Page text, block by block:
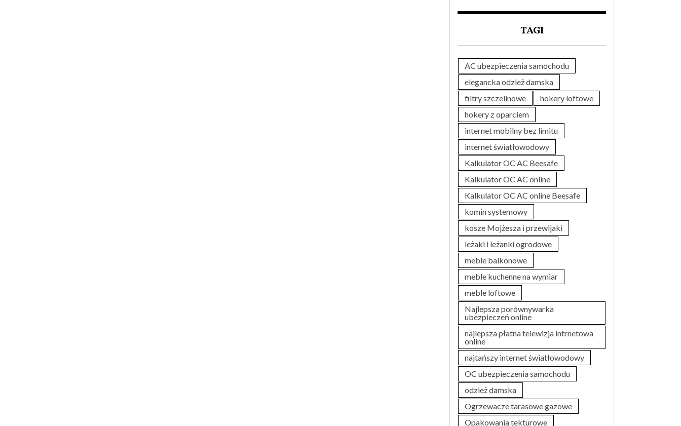
TAGI
AC ubezpieczenia samochodu
elegancka odzież damska
filtry szczelinowe
hokery loftowe
hokery z oparciem
internet mobilny bez limitu
internet światłowodowy
Kalkulator OC AC Beesafe
Kalkulator OC AC online
Kalkulator OC AC online Beesafe
komin systemowy
kosze Mojżesza i przewijaki
leżaki i leżanki ogrodowe
meble balkonowe
meble kuchenne na wymiar
meble loftowe
Najlepsza porównywarka
ubezpieczeń online
najlepsza płatna telewizja intrnetowa
online
najtańszy internet światłowodowy
OC ubezpieczenia samochodu
odzież damska
Ogrzewacze tarasowe gazowe
Opakowania tekturowe